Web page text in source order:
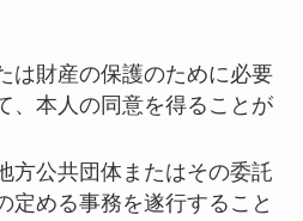
は財産の保護のために必要
、本人の同意を得ることが
方公共団体またはその委託
定める事務を遂行すること